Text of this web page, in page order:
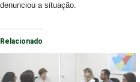
denunciou a situação.
Relacionado